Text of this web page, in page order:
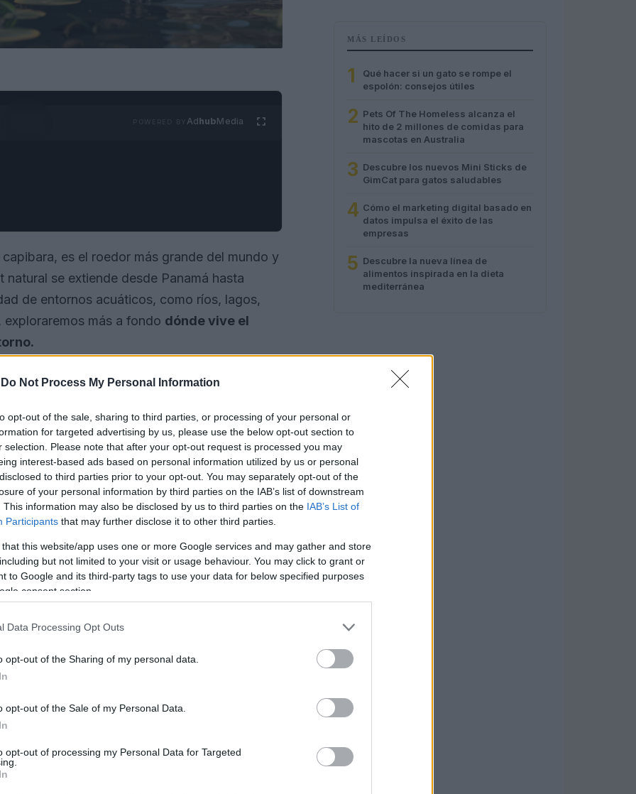
Do Not Process My Personal Information
opt-out of the sale, sharing to third parties, or processing of your personal or
for targeted advertising by us, please use the below opt-out section to
selection. Please note that after your opt-out request is processed you may
interest-based ads based on personal information utilized by us or personal
to third parties prior to your opt-out. You may separately opt-out of the
of your personal information by third parties on the IAB’s list of downstream
This information may also be disclosed by us to third parties on the IAB’s List of
Participants that may further disclose it to other third parties.
that this website/app uses one or more Google services and may gather and store
but not limited to your visit or usage behaviour. You may click to grant or
to Google and its third-party tags to use your data for below specified purposes
consent section.
Data Processing Opt Outs
opt-out of the Sharing of my personal data.
opt-out of the Sale of my Personal Data.
opt-out of processing my Personal Data for Targeted
AdhubMedia
es el roedor más grande del mundo y
se extiende desde Panamá hasta
de entornos acuáticos, como ríos, lagos,
más a fondo dónde vive el
lo que significa que pasa la
de cuerpos de agua, como ríos y lagos,
fresco y evitar a los depredadores. Además,
ya que se alimenta principalmente de plantas
MÁS LEÍDOS
1
Qué hacer si un gato se rompe el
espolón: consejos útiles
2 Pets Of The Homeless alcanza el
hito de 2 millones de comidas para
mascotas en Australia
3 Descubre los nuevos Mini Sticks de
GimCat para gatos saludables
4 Cómo el marketing digital basado en
datos impulsa el éxito de las
empresas
5 Descubre la nueva línea de
alimentos inspirada en la dieta
mediterránea